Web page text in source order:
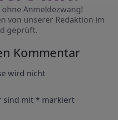
Anmeldezwang!
von unserer Redaktion im
geprüft.
Kommentar
wird nicht
sind mit* markiert